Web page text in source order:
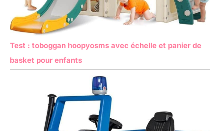
Test : toboggan hoopyosms avec échelle et panier de
basket pour enfants